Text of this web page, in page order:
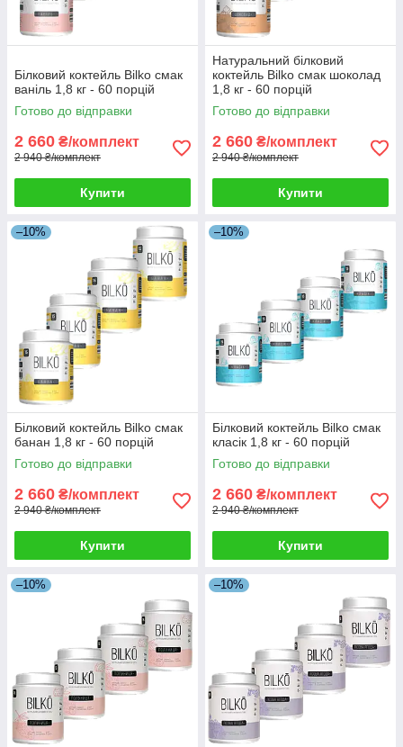
Білковий коктейль Bilko смак
ваніль 1,8 кг - 60 порцій
Готово до відправки
2 660 ₴/комплект
2 940 ₴/комплект
Купити
Натуральний білковий
коктейль Bilko смак шоколад
1,8 кг - 60 порцій
Готово до відправки
2 660 ₴/комплект
2 940 ₴/комплект
Купити
–10%
Білковий коктейль Bilko смак
банан 1,8 кг - 60 порцій
Готово до відправки
2 660 ₴/комплект
2 940 ₴/комплект
Купити
–10%
Білковий коктейль Bilko смак
класік 1,8 кг - 60 порцій
Готово до відправки
2 660 ₴/комплект
2 940 ₴/комплект
Купити
–10% –10%